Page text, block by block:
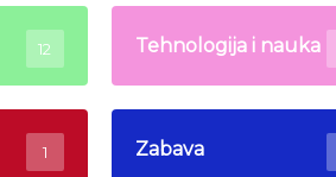
12 Tehnologija i nauka
1 Zabava